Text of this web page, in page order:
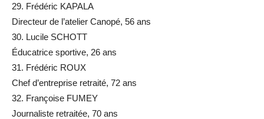
29. Frédéric KAPALA
Directeur de l’atelier Canopé, 56 ans
30. Lucile SCHOTT
Éducatrice sportive, 26 ans
31. Frédéric ROUX
Chef d’entreprise retraité, 72 ans
32. Françoise FUMEY
Journaliste retraitée, 70 ans